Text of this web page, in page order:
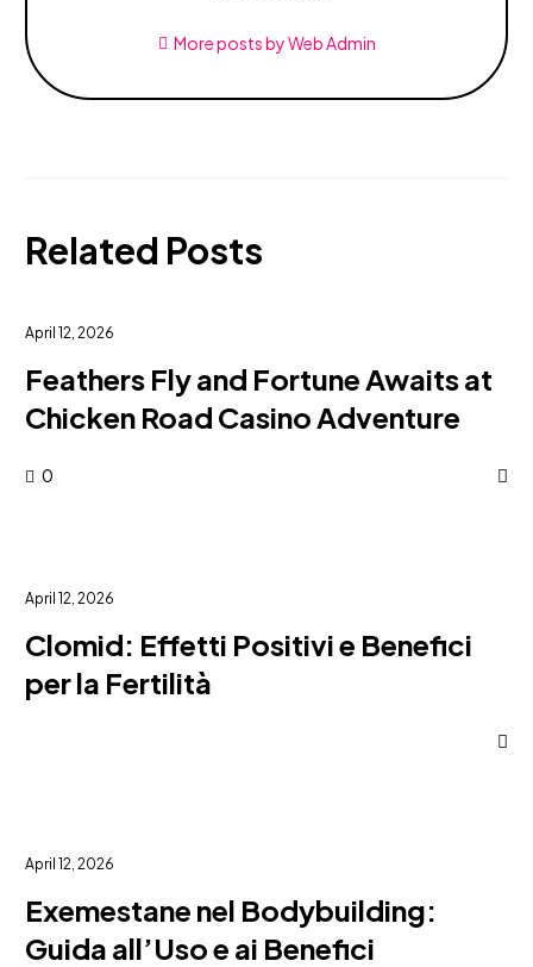
More posts by Web Admin
Related Posts
April 12, 2026
Feathers Fly and Fortune Awaits at
Chicken Road Casino Adventure
0
April 12, 2026
Clomid: Effetti Positivi e Benefici
per la Fertilità
April 12, 2026
Exemestane nel Bodybuilding:
Guida all’Uso e ai Benefici